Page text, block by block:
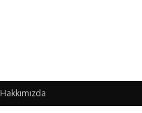
Hakkımızda